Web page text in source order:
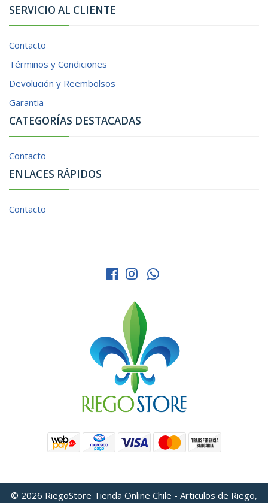
SERVICIO AL CLIENTE
Contacto
Términos y Condiciones
Devolución y Reembolsos
Garantia
CATEGORÍAS DESTACADAS
Contacto
ENLACES RÁPIDOS
Contacto
© 2026 RiegoStore Tienda Online Chile - Articulos de Riego,